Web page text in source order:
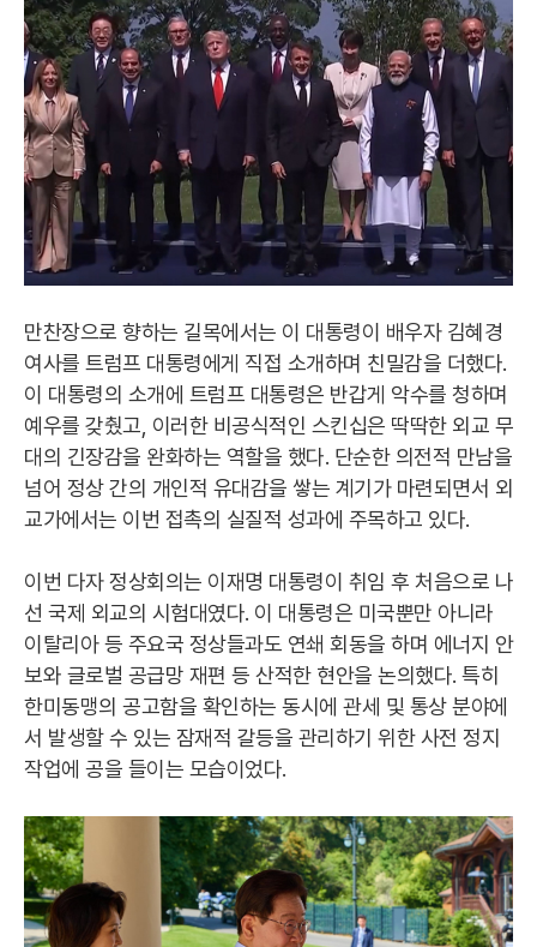
만찬장으로 향하는 길목에서는 이 대통령이 배우자 김혜경
여사를 트럼프 대통령에게 직접 소개하며 친밀감을 더했다.
이 대통령의 소개에 트럼프 대통령은 반갑게 악수를 청하며
예우를 갖췄고, 이러한 비공식적인 스킨십은 딱딱한 외교 무
대의 긴장감을 완화하는 역할을 했다. 단순한 의전적 만남을
넘어 정상 간의 개인적 유대감을 쌓는 계기가 마련되면서 외
교가에서는 이번 접촉의 실질적 성과에 주목하고 있다.
이번 다자 정상회의는 이재명 대통령이 취임 후 처음으로 나
선 국제 외교의 시험대였다. 이 대통령은 미국뿐만 아니라
이탈리아 등 주요국 정상들과도 연쇄 회동을 하며 에너지 안
보와 글로벌 공급망 재편 등 산적한 현안을 논의했다. 특히
한미동맹의 공고함을 확인하는 동시에 관세 및 통상 분야에
서 발생할 수 있는 잠재적 갈등을 관리하기 위한 사전 정지
작업에 공을 들이는 모습이었다.